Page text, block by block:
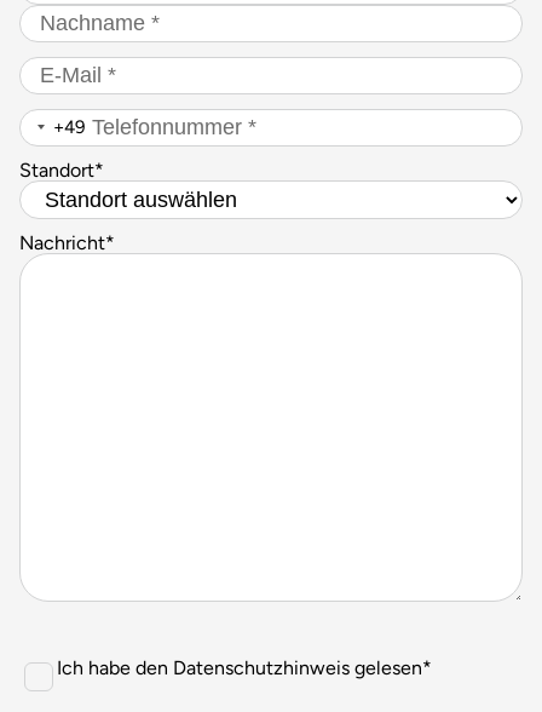
Vorname
Nachname
E-
Mail*
Telefonnummer*
+49
Standort*
Nachricht*
Consent*
Ich habe den Datenschutzhinweis gelesen*